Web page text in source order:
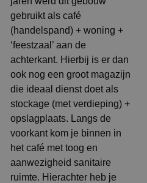
gebruikt als café
(handelspand) + woning +
‘feestzaal’ aan de
achterkant. Hierbij is er dan
ook nog een groot magazijn
die ideaal dienst doet als
stockage (met verdieping) +
opslagplaats. Langs de
voorkant kom je binnen in
het café met toog en
aanwezigheid sanitaire
ruimte. Hierachter heb je